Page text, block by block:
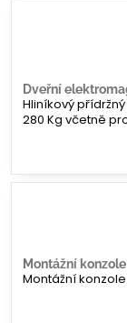
Dveřní
Hliníkový
280 Kg včetně
Montážní
Montážní